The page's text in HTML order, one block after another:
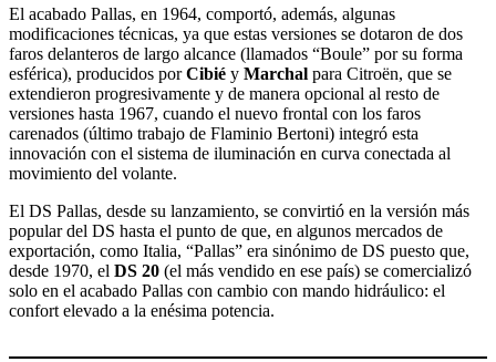
El acabado Pallas, en 1964, comportó, además, algunas
modificaciones técnicas, ya que estas versiones se dotaron de dos
faros delanteros de largo alcance (llamados “Boule” por su forma
esférica), producidos porCibié y Marchal para Citroën, que se
extendieron progresivamente y de manera opcional al resto de
versiones hasta 1967, cuando el nuevo frontal con los faros
carenados (último trabajo de Flaminio Bertoni) integró esta
innovación con el sistema de iluminación en curva conectada al
movimiento del volante.
El DS Pallas, desde su lanzamiento, se convirtió en la versión más
popular del DS hasta el punto de que, en algunos mercados de
exportación, como Italia, “Pallas” era sinónimo de DS puesto que,
desde 1970, el DS 20 (el más vendido en ese país) se comercializó
solo en el acabado Pallas con cambio con mando hidráulico: el
confort elevado a la enésima potencia.